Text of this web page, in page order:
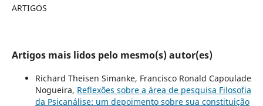
ARTIGOS
Artigos mais lidos pelo mesmo(s) autor(es)
Richard Theisen Simanke, Francisco Ronald Capoulade
Nogueira, Reflexões sobre a área de pesquisa Filosofia
da Psicanálise: um depoimento sobre sua constituição